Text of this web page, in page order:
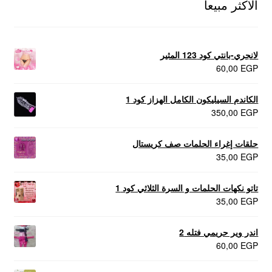
الاكثر مبيعا
لانجري-بانتي كود 123 المثير
60,00 EGP
الكاندم السيليكون الكامل الهزاز كود 1
350,00 EGP
حلقات إغراء الحلمات صف كريستال
35,00 EGP
تاتو نكهات الحلمات و السرة الثلاثي كود 1
35,00 EGP
اندر وير حريمي فتله 2
60,00 EGP